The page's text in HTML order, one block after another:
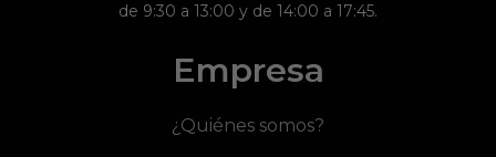
de 9:30 a 13:00 y de 14:00 a 17:45.
Empresa
¿Quiénes somos?